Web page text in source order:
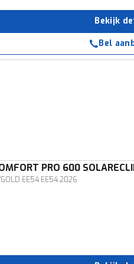
advertenties en
– uiteraard op
. Als je weigert, plaatsen we
kun je later altijd
Bekijk
Bel
PRO 600
GOLD EE54 EE54 2026